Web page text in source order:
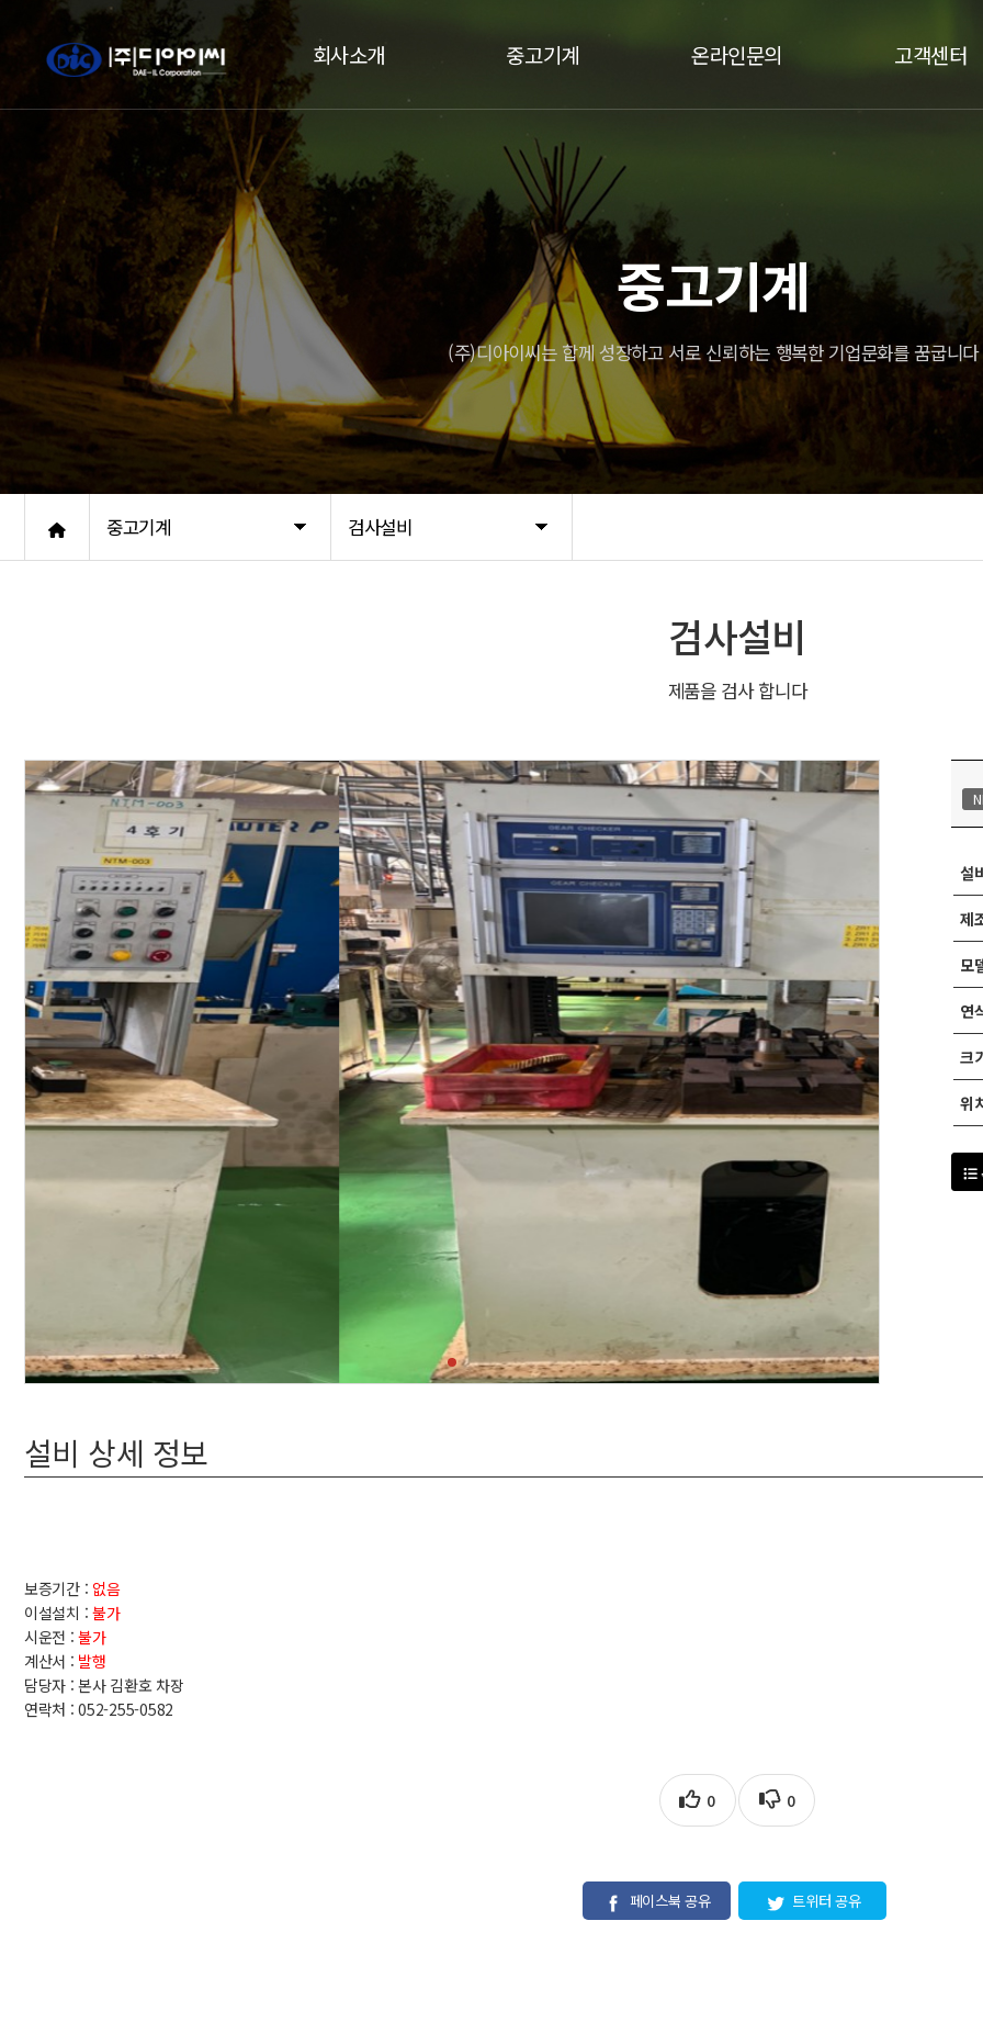
회사소개
오시는 길
중고기계
가공설비
세척설비
자동화설비
열처리설비
검사설비
단조설비
온라인문의 고객센터
자주하시는질문
중고기계 검사설비
중고기계
(주)디아이씨는 합께 성장하고 서로 신뢰하는 행복한 기업문화를 꿈굽니다
검사설비
제품을 검사 합니다
설
제
모
연
크
위
설비 상세 정보
보증기간 : 없음
이설설치 :불가
시운전 :불가
계산서 : 발행
담당자 : 본사 김환호 차장
연락처 : 052-255-0582
0 0
페이스북 공유 트위터 공유